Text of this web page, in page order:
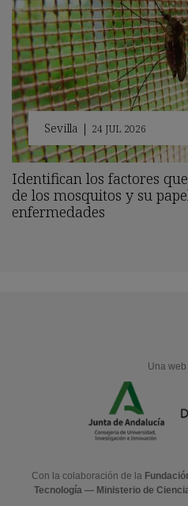
Sevilla | 24 JUL 2026
Identifican los factores
de los mosquitos y su
enfermedades
Una web
Con la colaboración de la
Tecnología — Ministerio de